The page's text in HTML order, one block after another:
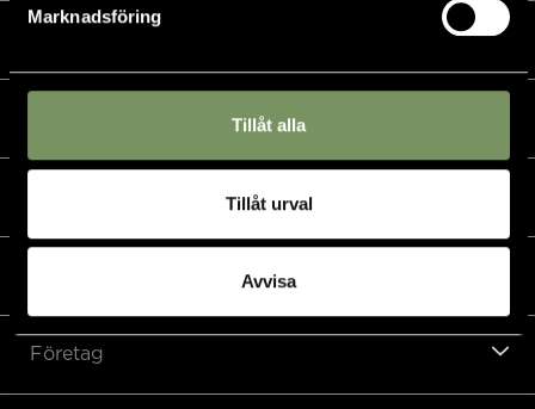
Marknadsföring
Tillåt alla
Tillåt urval
Avvisa
Företag